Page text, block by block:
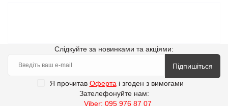
Слідкуйте за новинками та акціями:
Підпишіться
Я прочитав Оферта і згоден з вимогами
Зателефонуйте нам:
Viber: 095 976 87 07